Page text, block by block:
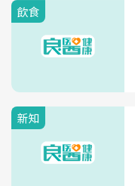
飲食
新知